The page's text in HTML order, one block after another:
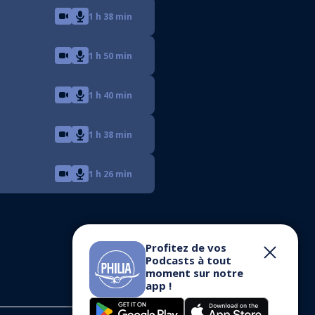
1 h 38 min
1 h 50 min
1 h 40 min
1 h 38 min
1 h 26 min
Profitez de vos
Podcasts à tout
moment sur notre
app !